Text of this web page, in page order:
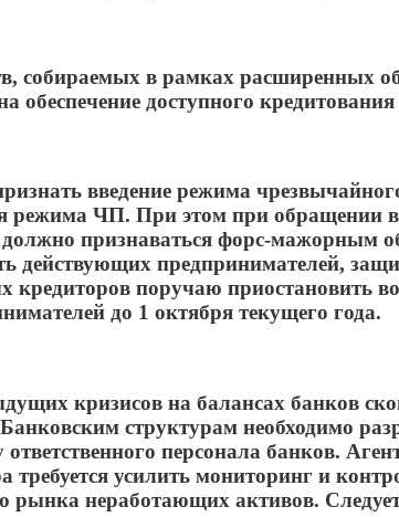
собираемых в рамках расширенных
обеспечение доступного
введение режима
режима ЧП. При этом при обращении
признаваться форс-мажорным
действующих предпринимателей,
кредиторов поручаю приостановить
до 1 октября текущего года.
кризисов на балансах банков
структурам необходимо
ответственного персонала банков.
требуется усилить мониторинг и
рынка неработающих активов.